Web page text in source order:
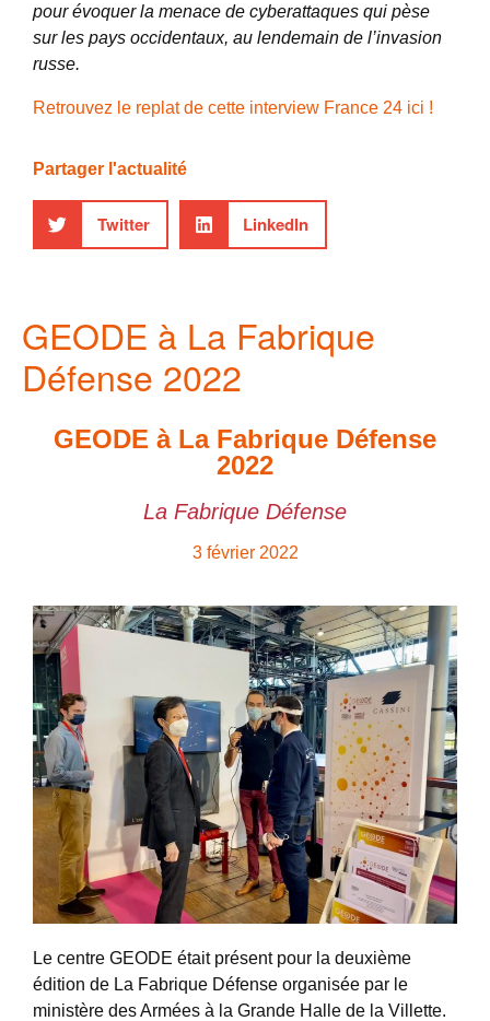
pour évoquer la menace de cyberattaques qui pèse
sur les pays occidentaux, au lendemain de l’invasion
russe.
Retrouvez le replat de cette interview France 24 ici !
Partager l'actualité
Twitter LinkedIn
GEODE à La Fabrique
Défense 2022
GEODE à La Fabrique Défense
2022
La Fabrique Défense
3 février 2022
Le centre GEODE était présent pour la deuxième
édition de La Fabrique Défense organisée par le
ministère des Armées à la Grande Halle de la Villette.